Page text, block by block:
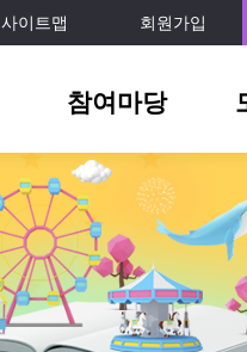
사이트맵 회원가입
참여마당